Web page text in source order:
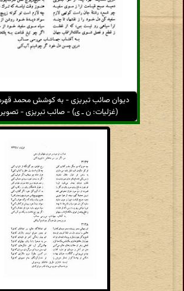
(غزلیات: ن ـ ی) - صائب تبریزی - تصویر ۴۷۳